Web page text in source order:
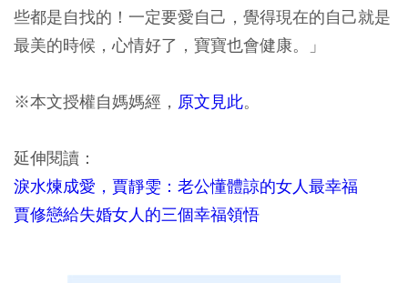
些都是自找的！一定要愛自己，覺得現在的自己就是
最美的時候，心情好了，寶寶也會健康。」
※本文授權自媽媽經， 原文見此。
延伸閱讀：
淚水煉成愛，賈靜雯：老公懂體諒的女人最幸福
賈修戀給失婚女人的三個幸福領悟